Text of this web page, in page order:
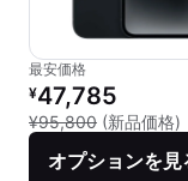
最安価格
リファービッシュ品
¥47,785
¥95,800 (新品価格)
オプションを見